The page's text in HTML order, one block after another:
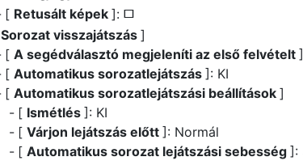
[ Retusált képek ]: U
Sorozat visszajátszás ]
[ A segédválasztó megjeleníti az első felvételt
[ Automatikus sorozatlejátszás ]: KI
[ Automatikus sorozatlejátszási beállítások ]
[ Ismétlés ]: KI
[ Várjon lejátszás előtt ]: Normál
[ Automatikus sorozat lejátszási sebesség ]: